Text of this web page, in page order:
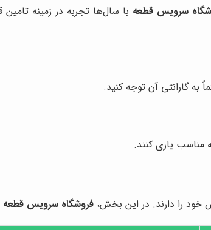
سرویس قطعه با سال‌ها تجربه در زمینه
به گارانتی آن توجه کنید.
مناسب یاری کنند.
خود را دارند. در این بخش، فروشگاه سرویس قطعه